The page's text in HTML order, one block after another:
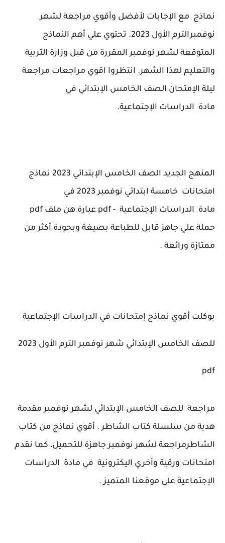
نماذج مع الإجابات لأفضل وأقوي مراجعة لشهر
نوفمبرالترم الأول 2023. تحتوي علي أهم النماذج
المتوقعة لشهر نوفمبر المقررة من قبل وزارة التربية
والتعليم لهذا الشهر. انتظروا اقوي مراجعات مراجعة
ليلة الإمتحان الصف الخامس الإبتدائي في
مادة الدراسات الإجتماعية.
المنهج الجديد الصف الخامس الإبتدائي 2023 نماذج
امتحانات خامسة ابتدائي نوفمبر 2023 في
مادة الدراسات الإجتماعية
- pdf عبارة هن ملف pdf
حملة علي جاهز قابل للطباعة بصيغة وبجودة أكثر من
ممتازة ورائعة .
بوكلت أقوي نماذج إمتحانات في الدراسات الإجتماعية
للصف الخامس الإبتدائي شهر نوفمبر الترم الأول 2023
pdf
مراجعة للصف الخامس الإبتدائي لشهر نوفمبر مقدمة
هدية من سلسلة كتاب الشاطر . أقوي نماذج من كتاب
الشاطرمراجعة لشهر نوفمبر جاهزة للتحميل، كما نقدم
امتحانات ورقية وأخري اليكترونية في مادة الدراسات
الإجتماعية علي موقعنا المتميز .